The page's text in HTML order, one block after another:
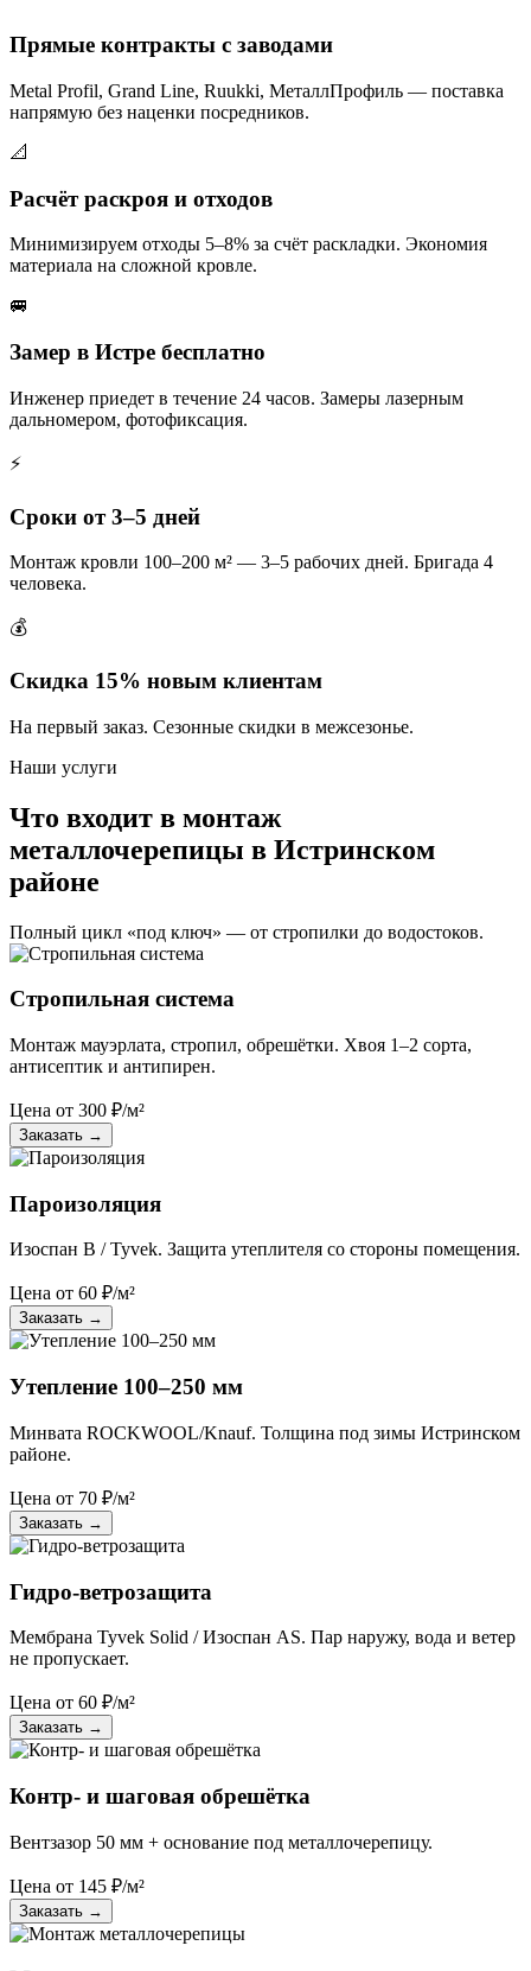
Прямые контракты с заводами
Metal Profil, Grand Line, Ruukki, МеталлПрофиль — поставка
напрямую без наценки посредников.
📐
Расчёт раскроя и отходов
Минимизируем отходы 5–8% за счёт раскладки. Экономия
материала на сложной кровле.
🚐
Замер в Истре бесплатно
Инженер приедет в течение 24 часов. Замеры лазерным
дальномером, фотофиксация.
⚡
Сроки от 3–5 дней
Монтаж кровли 100–200 м² — 3–5 рабочих дней. Бригада 4
человека.
💰
Скидка 15% новым клиентам
На первый заказ. Сезонные скидки в межсезонье.
Наши услуги
Что входит в монтаж
металлочерепицы в Истринском
районе
Полный цикл «под ключ» — от стропилки до водостоков.
Стропильная система
Монтаж мауэрлата, стропил, обрешётки. Хвоя 1–2 сорта,
антисептик и антипирен.
Цена от 300 ₽/м²
Заказать →
Пароизоляция
Изоспан B / Tyvek. Защита утеплителя со стороны помещения.
Цена от 60 ₽/м²
Заказать →
Утепление 100–250 мм
Минвата ROCKWOOL/Knauf. Толщина под зимы Истринском
районе.
Цена от 70 ₽/м²
Заказать →
Гидро-ветрозащита
Мембрана Tyvek Solid / Изоспан AS. Пар наружу, вода и ветер
не пропускает.
Цена от 60 ₽/м²
Заказать →
Контр- и шаговая обрешётка
Вентзазор 50 мм + основание под металлочерепицу.
Цена от 145 ₽/м²
Заказать →